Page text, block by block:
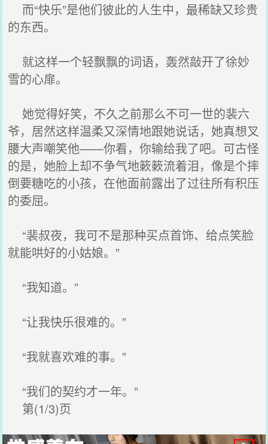
而“快乐”是他们彼此的人生中，最稀缺又珍贵
的东西。
就这样一个轻飘飘的词语，轰然敲开了徐妙
雪的心扉。
她觉得好笑，不久之前那么不可一世的裴六
爷，居然这样温柔又深情地跟她说话，她真想叉
腰大声嘲笑他——你看，你输给我了吧。可古怪
的是，她脸上却不争气地簌簌流着泪，像是个摔
倒要糖吃的小孩，在他面前露出了过往所有积压
的委屈。
“裴叔夜，我可不是那种买点首饰、给点笑脸
就能哄好的小姑娘。”
“我知道。”
“让我快乐很难的。”
“我就喜欢难的事。”
“我们的契约才一年。”
第(1/3)页